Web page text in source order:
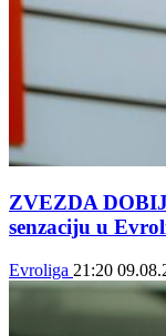
ZVEZDA
senzaciju u
Evroliga 21:20